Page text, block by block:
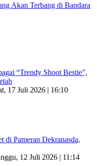
Akan Terbang di Bandara
“Trendy Shoot Bestie”,
17 Juli 2026 | 16:10
di Pameran Dekranasda,
12 Juli 2026 | 11:14